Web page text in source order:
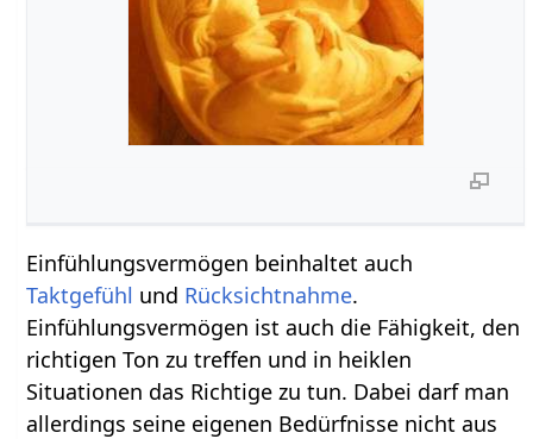
Einfühlungsvermögen beinhaltet auch
Taktgefühl und Rücksichtnahme.
Einfühlungsvermögen ist auch die Fähigkeit, den
richtigen Ton zu treffen und in heiklen
Situationen das Richtige zu tun. Dabei darf man
allerdings seine eigenen Bedürfnisse nicht aus